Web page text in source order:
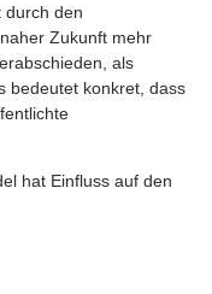
durch den
Zukunft mehr
als
bedeutet konkret, dass
hat Einfluss auf den